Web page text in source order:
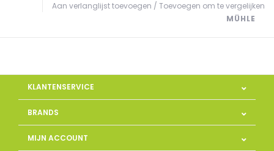
Aan verlanglijst toevoegen / Toevoegen om te vergelijken
MÜHLE
KLANTENSERVICE
BRANDS
MIJN ACCOUNT